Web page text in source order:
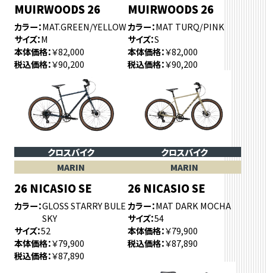
MUIRWOODS 26
カラー MAT.GREEN/YELLOW
サイズ M
本体価格 ￥82,000
税込価格 ￥90,200
MUIRWOODS 26
カラー MAT TURQ/PINK
サイズ S
本体価格 ￥82,000
税込価格 ￥90,200
クロスバイク
MARIN
26 NICASIO SE
カラー GLOSS STARRY BULE
SKY
サイズ 52
本体価格 ￥79,900
税込価格 ￥87,890
クロスバイク
MARIN
26 NICASIO SE
カラー MAT DARK MOCHA
サイズ 54
本体価格 ￥79,900
税込価格 ￥87,890